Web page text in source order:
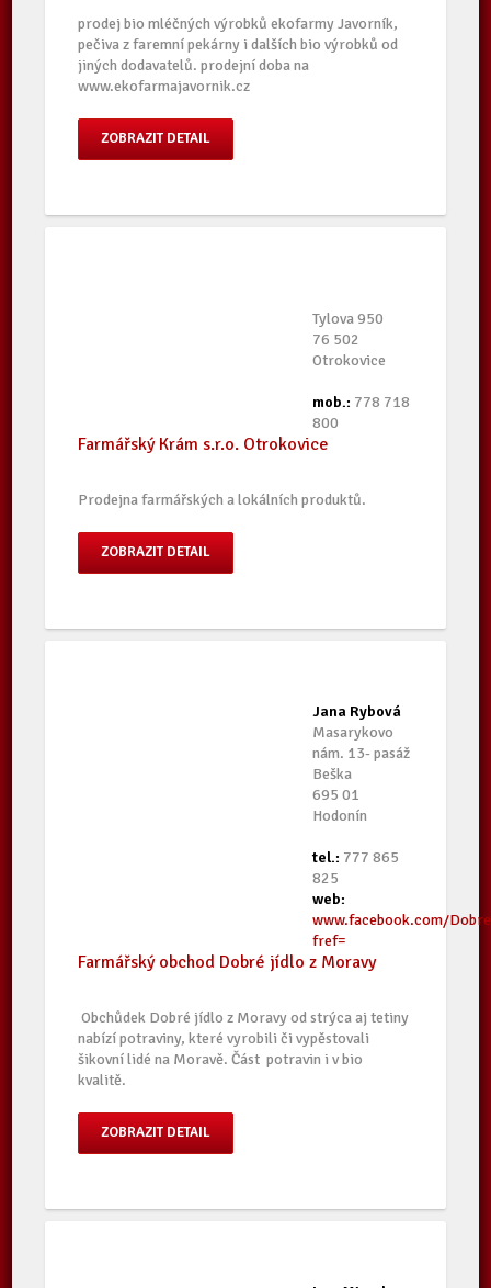
prodej bio mléčných výrobků ekofarmy Javorník,
pečiva z faremní pekárny i dalších bio výrobků od
jiných dodavatelů. prodejní doba na
www.ekofarmajavornik.cz
ZOBRAZIT DETAIL
Tylova 950
76 502
Otrokovice
mob.: 778 718
800
Farmářský Krám s.r.o. Otrokovice
Prodejna farmářských a lokálních produktů.
ZOBRAZIT DETAIL
Jana Rybová
Masarykovo
nám. 13- pasáž
Beška
695 01
Hodonín
tel.: 777 865
825
web:
www.facebook.com/
fref=
Farmářský obchod Dobré jídlo z Moravy
Obchůdek Dobré jídlo z Moravy od strýca aj tetiny
nabízí potraviny, které vyrobili či vypěstovali
šikovní lidé na Moravě. Část potravin i v bio
kvalitě.
ZOBRAZIT DETAIL